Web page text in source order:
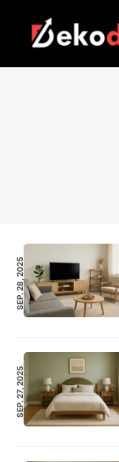
content
SEP. 28, 2025
SEP. 27, 2025